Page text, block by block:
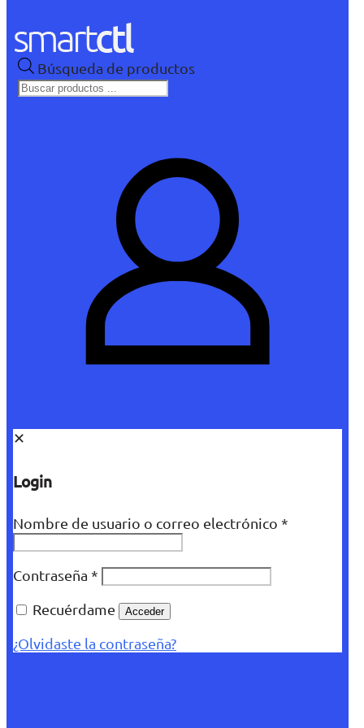
Búsqueda de productos
✕
Login
Nombre de usuario o correo electrónico *
Contraseña *
Recuérdame
Acceder
¿Olvidaste la contraseña?